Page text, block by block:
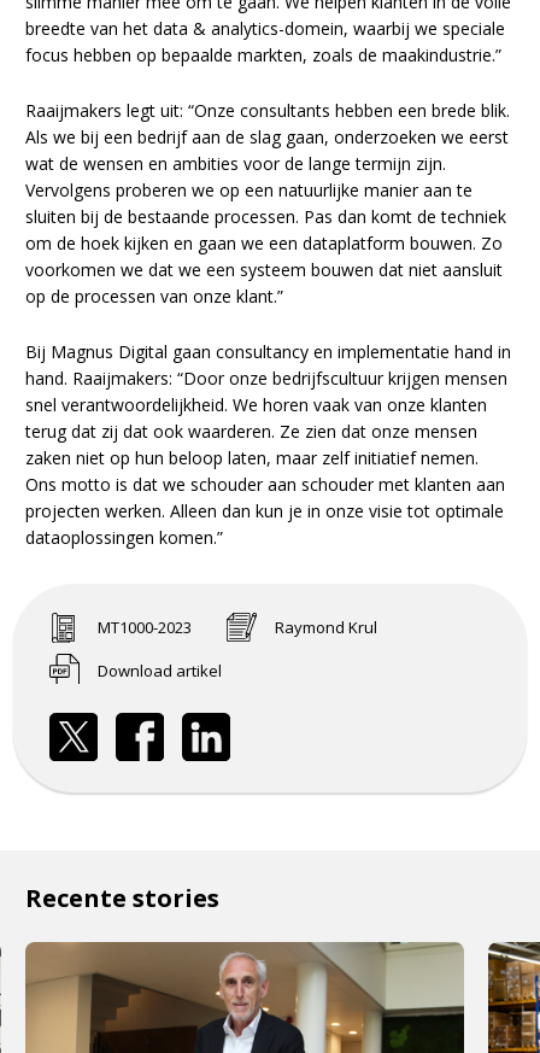
breedte van het data & analytics-domein, waarbij we speciale
focus hebben op bepaalde markten, zoals de maakindustrie.”
Raaijmakers legt uit: “Onze consultants hebben een brede blik.
Als we bij een bedrijf aan de slag gaan, onderzoeken we eerst
wat de wensen en ambities voor de lange termijn zijn.
Vervolgens proberen we op een natuurlijke manier aan te
sluiten bij de bestaande processen. Pas dan komt de techniek
om de hoek kijken en gaan we een dataplatform bouwen. Zo
voorkomen we dat we een systeem bouwen dat niet aansluit
op de processen van onze klant.”
Bij Magnus Digital gaan consultancy en implementatie hand in
hand. Raaijmakers: “Door onze bedrijfscultuur krijgen mensen
snel verantwoordelijkheid. We horen vaak van onze klanten
terug dat zij dat ook waarderen. Ze zien dat onze mensen
zaken niet op hun beloop laten, maar zelf initiatief nemen.
Ons motto is dat we schouder aan schouder met klanten aan
projecten werken. Alleen dan kun je in onze visie tot optimale
dataoplossingen komen.”
MT1000-2023
Raymond Krul
Download artikel
Recente stories